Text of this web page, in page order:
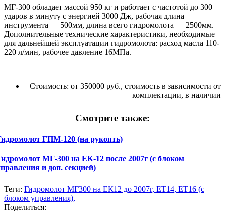
МГ-300 обладает массой 950 кг и работает с частотой до 300
ударов в минуту с энергией 3000 Дж, рабочая длина
инструмента — 500мм, длина всего гидромолота — 2500мм.
Дополнительные технические характеристики, необходимые
для дальнейшей эксплуатации гидромолота: расход масла 110-
220 л/мин, рабочее давление 16МПа.
Стоимость: от 350000 руб., стоимость в зависимости от
комплектации, в наличии
Смотрите также:
ГПМ-120 (на рукоять)
МГ-300 на ЕК-12 после 2007г (с блоком
и доп. секцией)
Теги: Гидромолот МГ300 на ЕК12 до 2007г, ЕТ14, ЕТ16 (с
блоком управления),
Поделиться: